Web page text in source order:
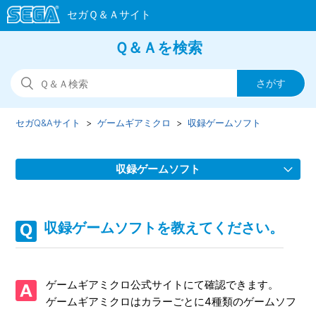
Ｑ＆Ａを検索
セガQ&Aサイト ゲームギアミクロ 収録ゲームソフト
収録ゲームソフト
ゲームを終了するにはどうすればよいですか。
ゲーム内でセーブしたのに次にソフトを起動したとき、その
セーブデータが残っていません。
収録ゲームソフトを教えてください。
ゲームギアミクロ公式サイトにて確認できます。
ゲームギアミクロはカラーごとに4種類のゲームソフ